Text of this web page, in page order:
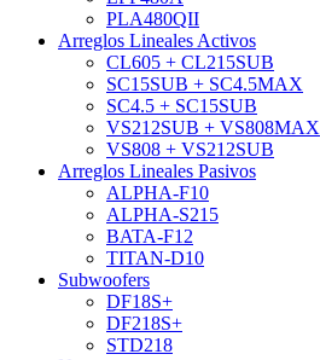
PLA480QII
Arreglos Lineales Activos
CL605 + CL215SUB
SC15SUB + SC4.5MAX
SC4.5 + SC15SUB
VS212SUB + VS808MAX
VS808 + VS212SUB
Arreglos Lineales Pasivos
ALPHA-F10
ALPHA-S215
BATA-F12
TITAN-D10
Subwoofers
DF18S+
DF218S+
STD218